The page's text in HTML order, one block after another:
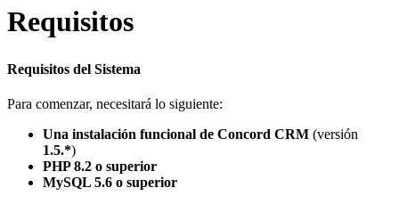
Requisitos
Requisitos del Sistema
Para comenzar, necesitará lo siguiente:
Una instalación funcional de Concord CRM (versión
1.5.*)
PHP 8.2 o superior
MySQL 5.6 o superior